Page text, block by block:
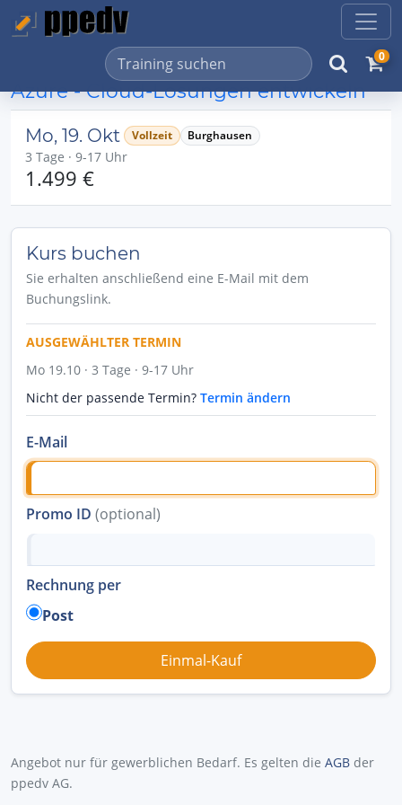
0
Azure - Cloud-Lösungen entwickeln
Mo, 19. Okt Vollzeit Burghausen
3 Tage · 9-17 Uhr
1.499 €
Kurs buchen
Sie erhalten anschließend eine E-Mail mit dem
Buchungslink.
AUSGEWÄHLTER TERMIN
Mo 19.10 · 3 Tage · 9-17 Uhr
Nicht der passende Termin? Termin ändern
E-Mail
Promo ID (optional)
Rechnung per
Post
Angebot nur für gewerblichen Bedarf. Es gelten die AGB der
ppedv AG.